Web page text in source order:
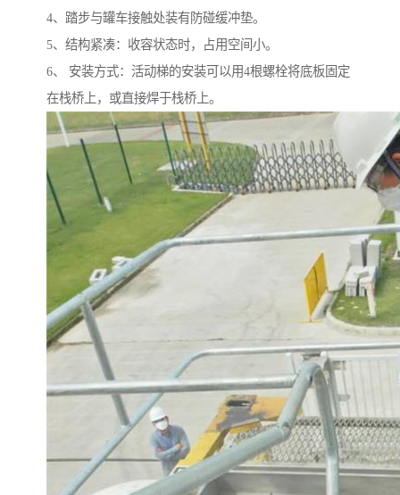
4、踏步与罐车接触处装有防碰缓冲垫。
5、结构紧凑：收容状态时，占用空间小。
6、 安装方式：活动梯的安装可以用4根螺栓将底板固定
在栈桥上，或直接焊于栈桥上。